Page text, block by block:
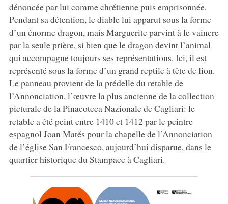
dénoncée par lui comme chrétienne puis emprisonnée.
Pendant sa détention, le diable lui apparut sous la forme
d’un énorme dragon, mais Marguerite parvint à le vaincre
par la seule prière, si bien que le dragon devint l’animal
qui accompagne toujours ses représentations. Ici, il est
représenté sous la forme d’un grand reptile à tête de lion.
Le panneau provient de la prédelle du retable de
l’Annonciation, l’œuvre la plus ancienne de la collection
picturale de la Pinacoteca Nazionale de Cagliari: le
retable a été peint entre 1410 et 1412 par le peintre
espagnol Joan Matés pour la chapelle de l’Annonciation
de l’église San Francesco, aujourd’hui disparue, dans le
quartier historique du Stampace à Cagliari.